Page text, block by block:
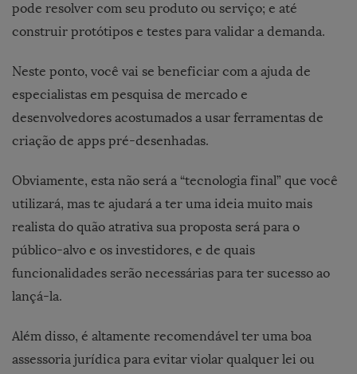
pode resolver com seu produto ou serviço; e até
construir protótipos e testes para validar a demanda.
Neste ponto, você vai se beneficiar com a ajuda de
especialistas em pesquisa de mercado e
desenvolvedores acostumados a usar ferramentas de
criação de apps pré-desenhadas.
Obviamente, esta não será a “tecnologia final” que você
utilizará, mas te ajudará a ter uma ideia muito mais
realista do quão atrativa sua proposta será para o
público-alvo e os investidores, e de quais
funcionalidades serão necessárias para ter sucesso ao
lançá-la.
Além disso, é altamente recomendável ter uma boa
assessoria jurídica para evitar violar qualquer lei ou